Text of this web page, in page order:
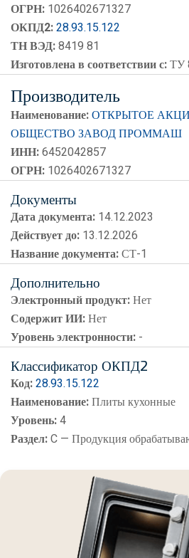
ОГРН: 1026402671327
ОКПД2:28.93.15.122
ТН ВЭД:8419 81
Изготовлена в соответствии с:ТУ
Производитель
Наименование:ОТКРЫТОЕ
ОБЩЕСТВО ЗАВОД ПРОММАШ
ИНН:6452042857
ОГРН: 1026402671327
Документы
Дата документа: 14.12.2023
Действует до: 13.12.2026
Название документа:СТ-1
Дополнительно
Электронный продукт:Нет
Содержит ИИ:Нет
Уровень электронности: -
Классификатор ОКПД2
Код:28.93.15.122
Наименование:Плиты кухонные
Уровень:4
Раздел:C — Продукция